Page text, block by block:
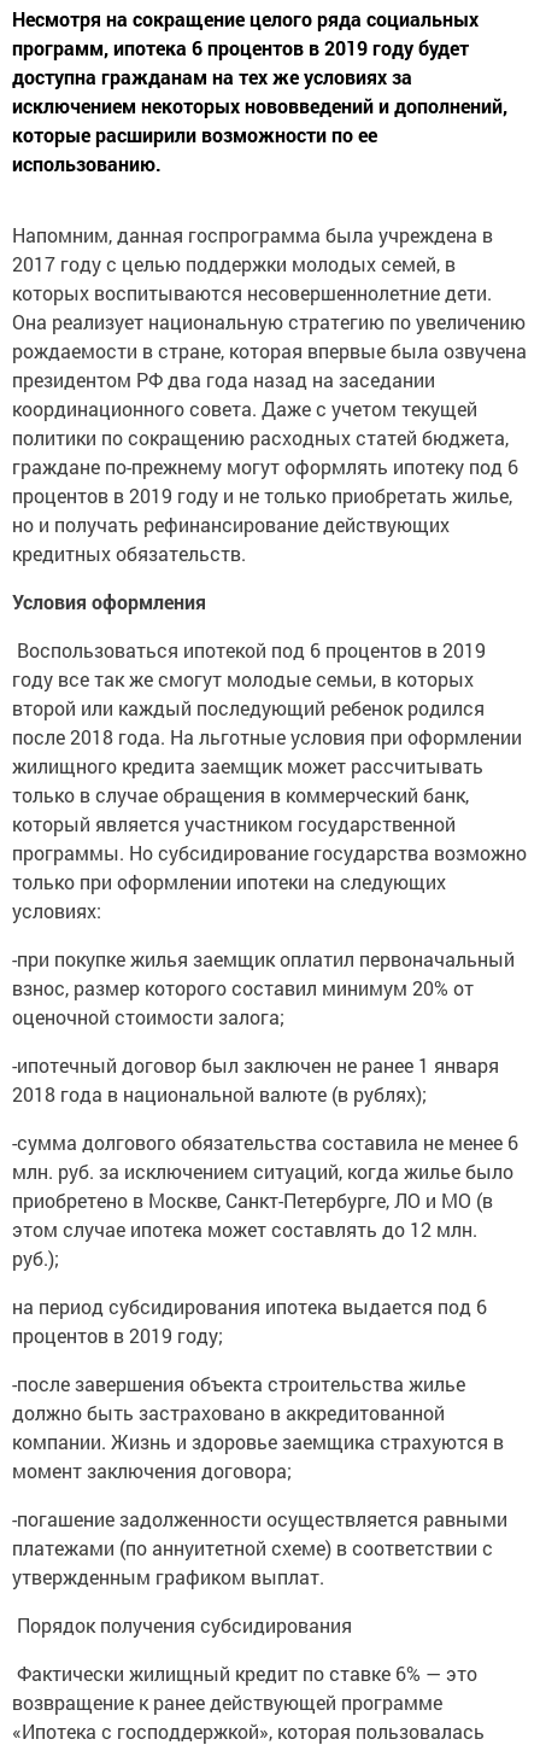
Несмотря на сокращение целого ряда социальных
программ, ипотека 6 процентов в 2019 году будет
доступна гражданам на тех же условиях за
исключением некоторых нововведений и дополнений,
которые расширили возможности по ее
использованию.
Напомним, данная госпрограмма была учреждена в
2017 году с целью поддержки молодых семей, в
которых воспитываются несовершеннолетние дети.
Она реализует национальную стратегию по увеличению
рождаемости в стране, которая впервые была озвучена
президентом РФ два года назад на заседании
координационного совета. Даже с учетом текущей
политики по сокращению расходных статей бюджета,
граждане по-прежнему могут оформлять ипотеку под 6
процентов в 2019 году и не только приобретать жилье,
но и получать рефинансирование действующих
кредитных обязательств.
Условия оформления
Воспользоваться ипотекой под 6 процентов в 2019
году все так же смогут молодые семьи, в которых
второй или каждый последующий ребенок родился
после 2018 года. На льготные условия при оформлении
жилищного кредита заемщик может рассчитывать
только в случае обращения в коммерческий банк,
который является участником государственной
программы. Но субсидирование государства возможно
только при оформлении ипотеки на следующих
условиях:
-при покупке жилья заемщик оплатил первоначальный
взнос, размер которого составил минимум 20% от
оценочной стоимости залога;
-ипотечный договор был заключен не ранее 1 января
2018 года в национальной валюте (в рублях);
-сумма долгового обязательства составила не менее 6
млн. руб. за исключением ситуаций, когда жилье было
приобретено в Москве, Санкт-Петербурге, ЛО и МО (в
этом случае ипотека может составлять до 12 млн.
руб.);
на период субсидирования ипотека выдается под 6
процентов в 2019 году;
-после завершения объекта строительства жилье
должно быть застраховано в аккредитованной
компании. Жизнь и здоровье заемщика страхуются в
момент заключения договора;
-погашение задолженности осуществляется равными
платежами (по аннуитетной схеме) в соответствии с
утвержденным графиком выплат.
Порядок получения субсидирования
Фактически жилищный кредит по ставке 6% — это
возвращение к ранее действующей программе
«Ипотека с господдержкой», которая пользовалась